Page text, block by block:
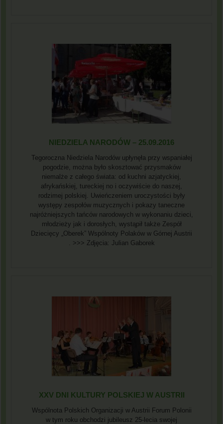
NIEDZIELA NARODÓW – 25.09.2016
Tegoroczna Niedziela Narodów upłynęła przy wspaniałej
pogodzie, można było skosztować przysmaków
niemalże z całego świata: od kuchni azjatyckiej,
afrykańskiej, tureckiej no i oczywiście do naszej,
rodzimej polskiej. Uwieńczeniem uroczystości były
występy zespołów muzycznych i pokazy taneczne
najróżniejszych tańców narodowych w wykonaniu dzieci,
młodzieży jak i dorosłych, wystąpił także Zespół
Dziecięcy „Oberek” Wspólnoty Polaków w Górnej Austrii
. >>> Zdjęcia: Julian Gaborek
XXV DNI KULTURY POLSKIEJ W AUSTRII
Wspólnota Polskich Organizacji w Austrii Forum Polonii
w tym roku obchodzi jubileusz 25-lecia swojej